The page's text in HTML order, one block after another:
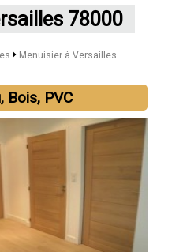
78000
Menuisier à Versailles
Bois, PVC